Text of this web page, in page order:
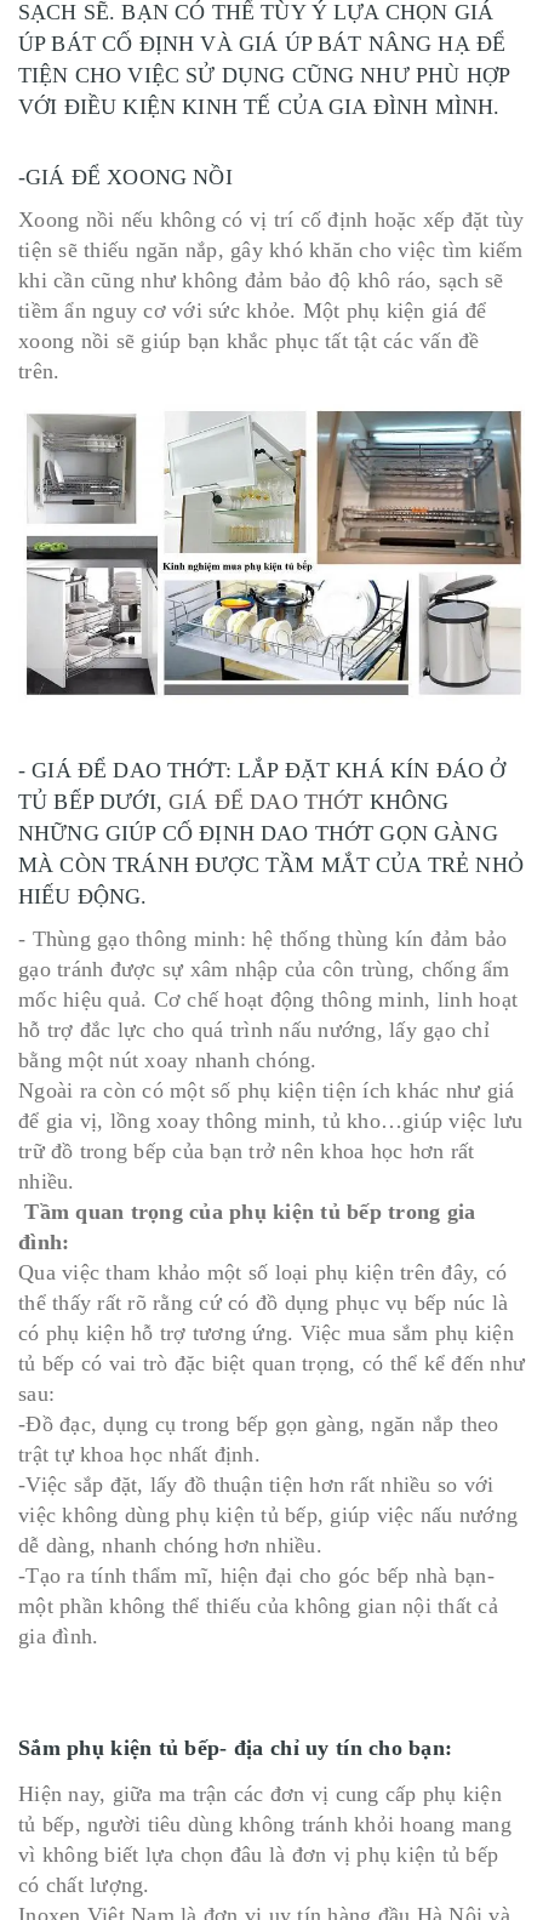
SẠCH SẼ. BẠN CÓ THỂ TÙY Ý LỰA CHỌN GIÁ
ÚP BÁT CỐ ĐỊNH VÀ GIÁ ÚP BÁT NÂNG HẠ ĐỂ
TIỆN CHO VIỆC SỬ DỤNG CŨNG NHƯ PHÙ HỢP
VỚI ĐIỀU KIỆN KINH TẾ CỦA GIA ĐÌNH MÌNH.
-GIÁ ĐỂ XOONG NỒI
Xoong nồi nếu không có vị trí cố định hoặc xếp đặt tùy
tiện sẽ thiếu ngăn nắp, gây khó khăn cho việc tìm kiếm
khi cần cũng như không đảm bảo độ khô ráo, sạch sẽ
tiềm ẩn nguy cơ với sức khỏe. Một phụ kiện giá để
xoong nồi sẽ giúp bạn khắc phục tất tật các vấn đề
trên.
- GIÁ ĐỂ DAO THỚT: LẮP ĐẶT KHÁ KÍN ĐÁO Ở
TỦ BẾP DƯỚI,GIÁ ĐỂ DAO THỚT KHÔNG
NHỮNG GIÚP CỐ ĐỊNH DAO THỚT GỌN GÀNG
MÀ CÒN TRÁNH ĐƯỢC TẦM MẮT CỦA TRẺ NHỎ
HIẾU ĐỘNG.
- Thùng gạo thông minh: hệ thống thùng kín đảm bảo
gạo tránh được sự xâm nhập của côn trùng, chống ẩm
mốc hiệu quả. Cơ chế hoạt động thông minh, linh hoạt
hỗ trợ đắc lực cho quá trình nấu nướng, lấy gạo chỉ
bằng một nút xoay nhanh chóng.
Ngoài ra còn có một số phụ kiện tiện ích khác như giá
để gia vị, lồng xoay thông minh, tủ kho…giúp việc lưu
trữ đồ trong bếp của bạn trở nên khoa học hơn rất
nhiều.
Tầm quan trọng của phụ kiện tủ bếp trong gia
đình:
Qua việc tham khảo một số loại phụ kiện trên đây, có
thể thấy rất rõ rằng cứ có đồ dụng phục vụ bếp núc là
có phụ kiện hỗ trợ tương ứng. Việc mua sắm phụ kiện
tủ bếp có vai trò đặc biệt quan trọng, có thể kể đến như
sau:
-Đồ đạc, dụng cụ trong bếp gọn gàng, ngăn nắp theo
trật tự khoa học nhất định.
-Việc sắp đặt, lấy đồ thuận tiện hơn rất nhiều so với
việc không dùng phụ kiện tủ bếp, giúp việc nấu nướng
dễ dàng, nhanh chóng hơn nhiều.
-Tạo ra tính thẩm mĩ, hiện đại cho góc bếp nhà bạn-
một phần không thể thiếu của không gian nội thất cả
gia đình.
Sắm phụ kiện tủ bếp- địa chỉ uy tín cho bạn:
Hiện nay, giữa ma trận các đơn vị cung cấp phụ kiện
tủ bếp, người tiêu dùng không tránh khỏi hoang mang
vì không biết lựa chọn đâu là đơn vị phụ kiện tủ bếp
có chất lượng.